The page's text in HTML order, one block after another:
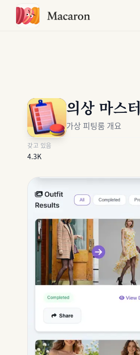
의상 마스터
가상 피팅룸 개요
갖고 있음
4.3K